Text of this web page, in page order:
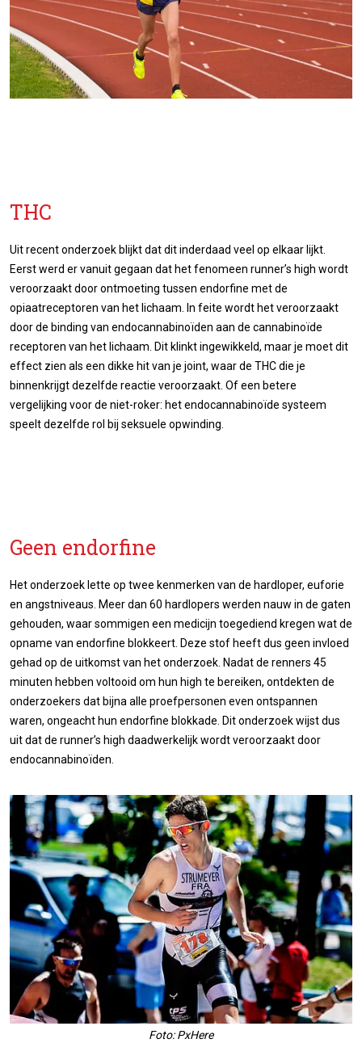
THC
Uit recent onderzoek blijkt dat dit inderdaad veel op elkaar lijkt.
Eerst werd er vanuit gegaan dat het fenomeen runner’s high wordt
veroorzaakt door ontmoeting tussen endorfine met de
opiaatreceptoren van het lichaam. In feite wordt het veroorzaakt
door de binding van endocannabinoïden aan de cannabinoïde
receptoren van het lichaam. Dit klinkt ingewikkeld, maar je moet dit
effect zien als een dikke hit van je joint, waar de THC die je
binnenkrijgt dezelfde reactie veroorzaakt. Of een betere
vergelijking voor de niet-roker: het endocannabinoïde systeem
speelt dezelfde rol bij seksuele opwinding.
Geen endorfine
Het onderzoek lette op twee kenmerken van de hardloper, euforie
en angstniveaus. Meer dan 60 hardlopers werden nauw in de gaten
gehouden, waar sommigen een medicijn toegediend kregen wat de
opname van endorfine blokkeert. Deze stof heeft dus geen invloed
gehad op de uitkomst van het onderzoek. Nadat de renners 45
minuten hebben voltooid om hun high te bereiken, ontdekten de
onderzoekers dat bijna alle proefpersonen even ontspannen
waren, ongeacht hun endorfine blokkade. Dit onderzoek wijst dus
uit dat de runner’s high daadwerkelijk wordt veroorzaakt door
endocannabinoïden.
Foto: PxHere